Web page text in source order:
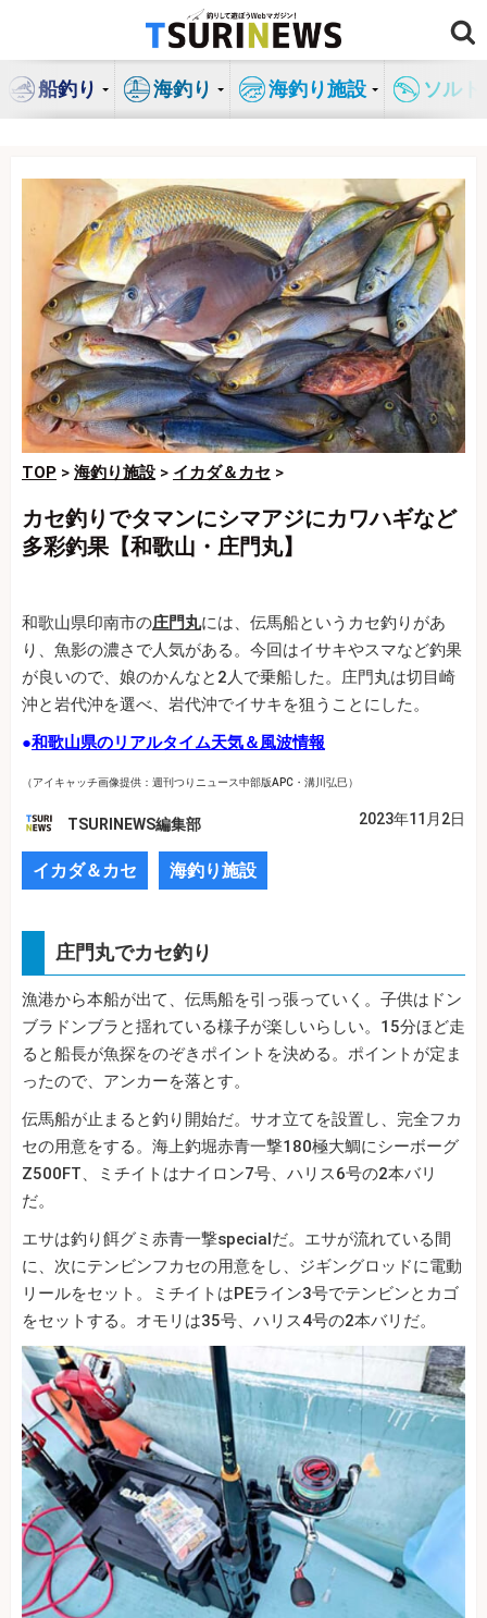
ン
船釣り 海釣り 海釣り施設 ソル
TOP > 海釣り施設 > イカダ＆カセ >
カセ釣りでタマンにシマアジにカワハギなど
多彩釣果【和歌山・庄門丸】
和歌山県印南市の庄門丸には、伝馬船というカセ釣りがあ
り、魚影の濃さで人気がある。今回はイサキやスマなど釣果
が良いので、娘のかんなと2人で乗船した。庄門丸は切目崎
沖と岩代沖を選べ、岩代沖でイサキを狙うことにした。
●和歌山県のリアルタイム天気＆風波情報
（アイキャッチ画像提供：週刊つりニュース中部版APC・溝川弘巳）
TSURINEWS編集部 2023年11月2日
イカダ＆カセ 海釣り施設
庄門丸でカセ釣り
漁港から本船が出て、伝馬船を引っ張っていく。子供はドン
ブラドンブラと揺れている様子が楽しいらしい。15分ほど走
ると船長が魚探をのぞきポイントを決める。ポイントが定ま
ったので、アンカーを落とす。
伝馬船が止まると釣り開始だ。サオ立てを設置し、完全フカ
セの用意をする。海上釣堀赤青一撃180極大鯛にシーボーグ
Z500FT、ミチイトはナイロン7号、ハリス6号の2本バリ
だ。
エサは釣り餌グミ赤青一撃specialだ。エサが流れている間
に、次にテンビンフカセの用意をし、ジギングロッドに電動
リールをセット。ミチイトはPEライン3号でテンビンとカゴ
をセットする。オモリは35号、ハリス4号の2本バリだ。